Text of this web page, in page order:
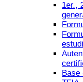
1er.,